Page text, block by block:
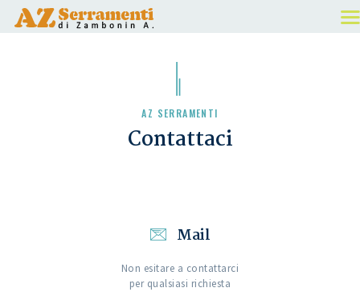
CHI SIAMO
I NOSTRI PRODOTTI
AZ SERRAMENTI
Contattaci
Mail
Non esitare a contattarci
per qualsiasi richiesta